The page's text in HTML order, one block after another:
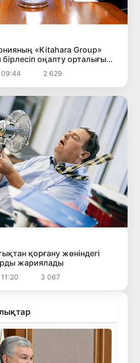
«Kitahara Group»
оңалту орталығы
2 629
қорғану жөніндегі
жариялады
3 067